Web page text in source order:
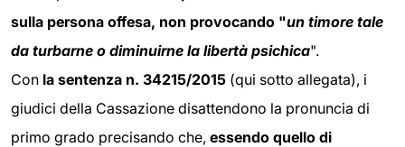
sulla persona offesa, non provocando "un timore tale
da turbarne o diminuirne la libertà psichica".
Con la sentenza n. 34215/2015 (qui sotto allegata), i
giudici della Cassazione disattendono la pronuncia di
primo grado precisando che, essendo quello di